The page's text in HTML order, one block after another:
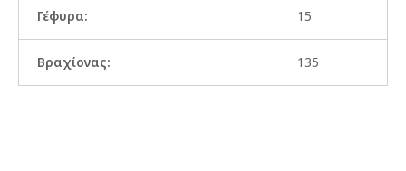
Γέφυρα: 15
Βραχίονας: 135